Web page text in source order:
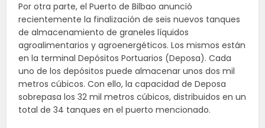
Por otra parte, el Puerto de Bilbao anunció
recientemente la finalización de seis nuevos tanques
de almacenamiento de graneles líquidos
agroalimentarios y agroenergéticos. Los mismos están
en la terminal Depósitos Portuarios (Deposa). Cada
uno de los depósitos puede almacenar unos dos mil
metros cúbicos. Con ello, la capacidad de Deposa
sobrepasa los 32 mil metros cúbicos, distribuidos en un
total de 34 tanques en el puerto mencionado.